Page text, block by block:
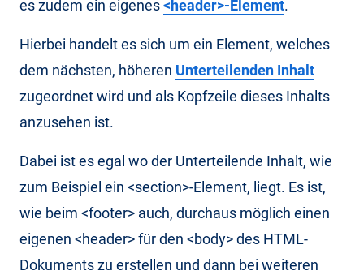
es zudem ein eigenes<header>-Element.
Hierbei handelt es sich um ein Element, welches
dem nächsten, höheren Unterteilenden Inhalt
zugeordnet wird und als Kopfzeile dieses Inhalts
anzusehen ist.
Dabei ist es egal wo der Unterteilende Inhalt, wie
zum Beispiel ein <section>-Element, liegt. Es ist,
wie beim <footer> auch, durchaus möglich einen
eigenen <header> für den <body> des HTML-
Dokuments zu erstellen und dann bei weiteren